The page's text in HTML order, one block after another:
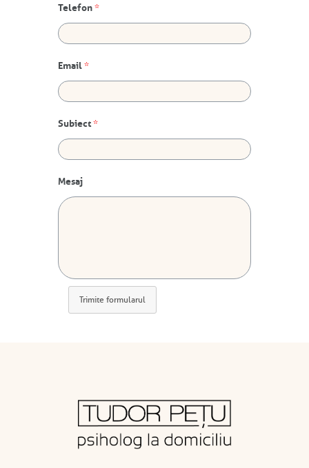
Telefon*
Email*
Subiect*
Mesaj
Trimite formularul